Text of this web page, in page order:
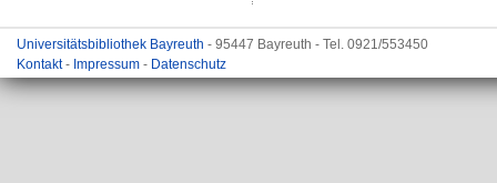
Universitätsbibliothek Bayreuth - 95447 Bayreuth - Tel. 0921/553450
Kontakt- Impressum - Datenschutz